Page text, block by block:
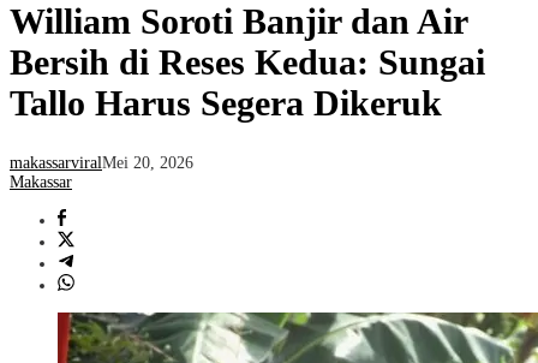
William Soroti Banjir dan Air
Bersih di Reses Kedua: Sungai
Tallo Harus Segera Dikeruk
makassarviralMei 20, 2026
Makassar